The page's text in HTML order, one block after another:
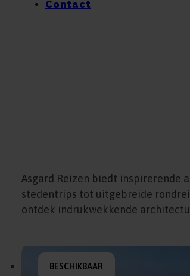
Contact
Asgard Reizen biedt inspirerende
stedentrips tot uitgebreide
ontdek indrukwekkende
BESCHIKBAAR